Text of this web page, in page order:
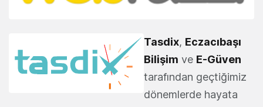
Tasdix, Eczacıbaşı
Bilişim ve E-Güven
tarafından geçtiğimiz
dönemlerde hayata